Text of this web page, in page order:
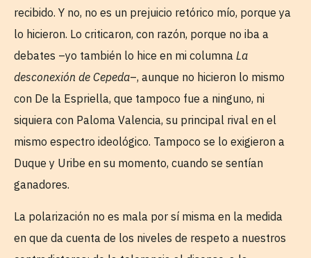
recibido. Y no, no es un prejuicio retórico mío, porque ya
lo hicieron. Lo criticaron, con razón, porque no iba a
debates –yo también lo hice en mi columna La
desconexión de Cepeda–, aunque no hicieron lo mismo
con De la Espriella, que tampoco fue a ninguno, ni
siquiera con Paloma Valencia, su principal rival en el
mismo espectro ideológico. Tampoco se lo exigieron a
Duque y Uribe en su momento, cuando se sentían
ganadores.
La polarización no es mala por sí misma en la medida
en que da cuenta de los niveles de respeto a nuestros